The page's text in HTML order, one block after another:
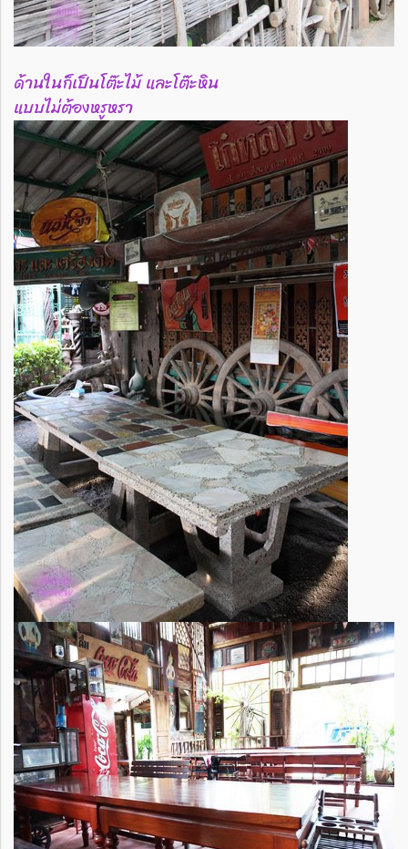
ด้านในก็เป็นโต๊ะไม้ และโต๊ะหิน
แบบไม่ต้องหรูหรา